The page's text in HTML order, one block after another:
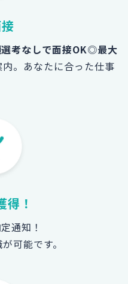
考なしで面接OK◎最大
。あなたに合った仕事
得！
通知！
可能です。